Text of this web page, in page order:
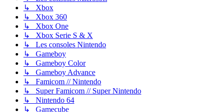
↳ Xbox
↳ Xbox 360
↳ Xbox One
↳ Xbox Serie S & X
↳ Les consoles Nintendo
↳ Gameboy
↳ Gameboy Color
↳ Gameboy Advance
↳ Famicom // Nintendo
↳ Super Famicom // Super Nintendo
↳ Nintendo 64
↳ Gamecube